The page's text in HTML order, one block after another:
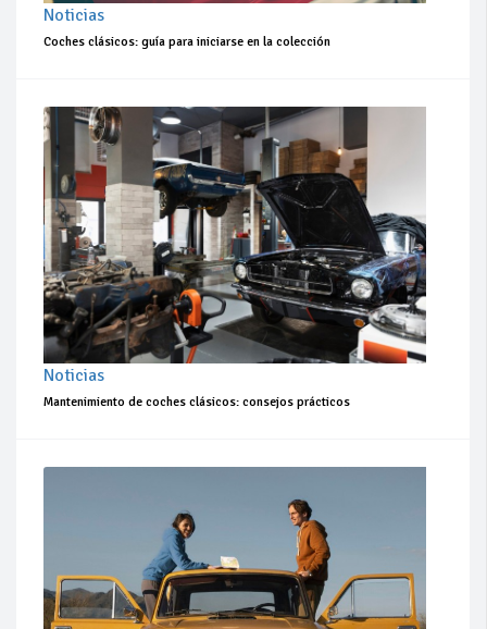
Noticias
Coches clásicos: guía para iniciarse en la colección
Noticias
Mantenimiento de coches clásicos: consejos prácticos